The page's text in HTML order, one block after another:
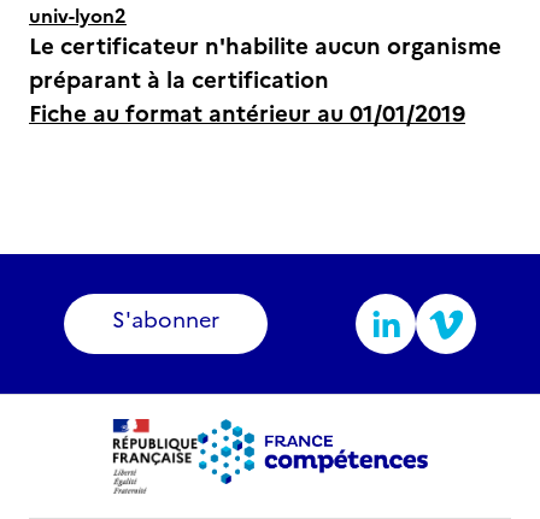
univ-lyon2
Le certificateur n'habilite aucun organisme
préparant à la certification
Fiche au format antérieur au 01/01/2019
S'abonner